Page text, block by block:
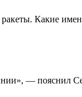
Какие
— пояснил